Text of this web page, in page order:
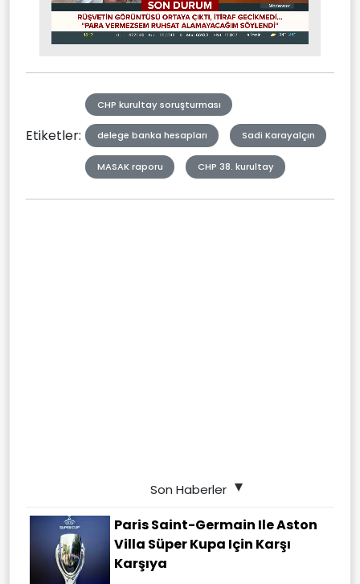
Mute Stream
Etiketler:
CHP kurultay soruşturması
delege banka hesapları Sadi Karayalçın
MASAK raporu CHP 38. kurultay
Son Haberler
Paris Saint-Germain Ile Aston
Villa Süper Kupa Için Karşı
Karşıya